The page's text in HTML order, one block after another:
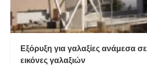
Εξόρυξη για γαλαξίες ανάμεσα
εικόνες γαλαξιών